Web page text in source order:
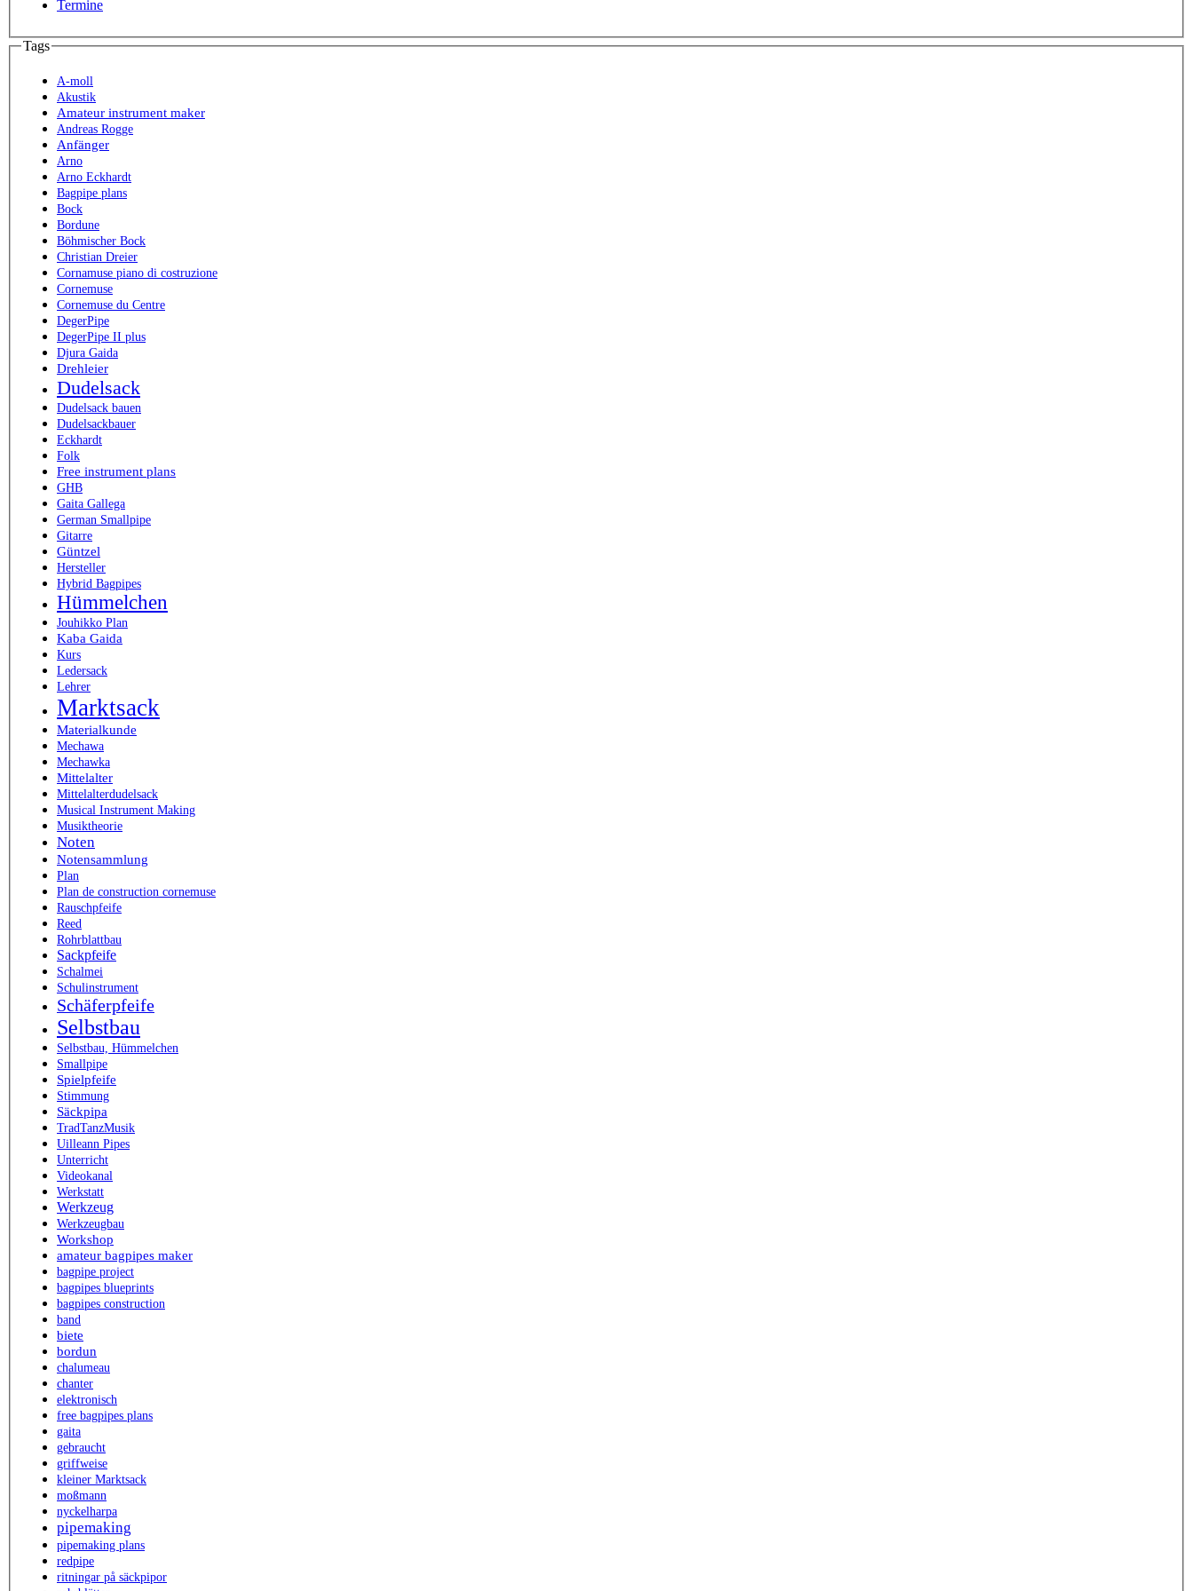
Termine
Tags
A-moll
Akustik
Amateur instrument maker
Andreas Rogge
Anfänger
Arno
Arno Eckhardt
Bagpipe plans
Bock
Bordune
Böhmischer Bock
Christian Dreier
Cornamuse piano di costruzione
Cornemuse
Cornemuse du Centre
DegerPipe
DegerPipe II plus
Djura Gaida
Drehleier
Dudelsack
Dudelsack bauen
Dudelsackbauer
Eckhardt
Folk
Free instrument plans
GHB
Gaita Gallega
German Smallpipe
Gitarre
Güntzel
Hersteller
Hybrid Bagpipes
Hümmelchen
Jouhikko Plan
Kaba Gaida
Kurs
Ledersack
Lehrer
Marktsack
Materialkunde
Mechawa
Mechawka
Mittelalter
Mittelalterdudelsack
Musical Instrument Making
Musiktheorie
Noten
Notensammlung
Plan
Plan de construction cornemuse
Rauschpfeife
Reed
Rohrblattbau
Sackpfeife
Schalmei
Schulinstrument
Schäferpfeife
Selbstbau
Selbstbau, Hümmelchen
Smallpipe
Spielpfeife
Stimmung
Säckpipa
TradTanzMusik
Uilleann Pipes
Unterricht
Videokanal
Werkstatt
Werkzeug
Werkzeugbau
Workshop
amateur bagpipes maker
bagpipe project
bagpipes blueprints
bagpipes construction
band
biete
bordun
chalumeau
chanter
elektronisch
free bagpipes plans
gaita
gebraucht
griffweise
kleiner Marktsack
moßmann
nyckelharpa
pipemaking
pipemaking plans
redpipe
ritningar på säckpipor